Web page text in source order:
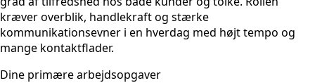
kræver overblik, handlekraft og stærke
kommunikationsevner i en hverdag med højt tempo og
mange kontaktflader.
Dine primære arbejdsopgaver